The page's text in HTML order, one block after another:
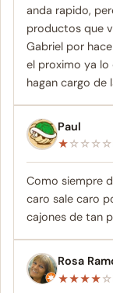
anda rapido,
productos que
Gabriel por
el proximo ya lo
hagan cargo de
Paul
★☆☆☆☆
Como siempre
caro sale caro
cajones de tan
Rosa
★★★★☆